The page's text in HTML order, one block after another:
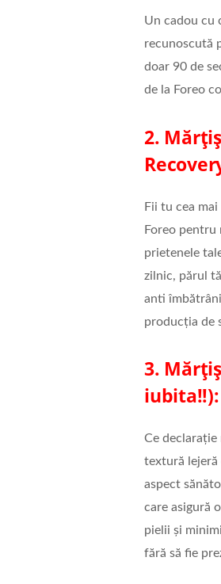
Un cadou cu
recunoscută
doar 90 de
de la Foreo
2.
Fii tu cea
Foreo pentru
prietenele
zilnic, părul
anti
producția de
3.
iubita!!):
Ce
textură lejeră
aspect
care asigură
pielii și
fără să fie